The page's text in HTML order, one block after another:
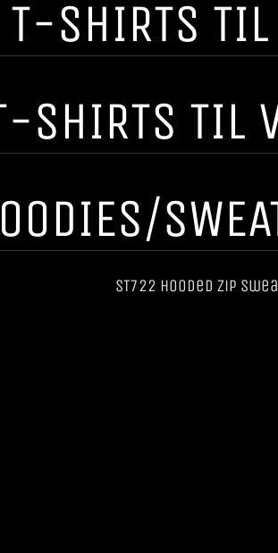
T-SHIRTS
SHIRTS TIL
ST722 Hooded Zip